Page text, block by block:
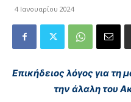
4 Ιανουαρίου 2024
Επικήδειος λόγος για
την άλαλη του